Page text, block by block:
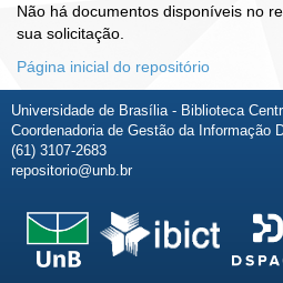
Não há documentos disponíveis no
sua solicitação.
Página inicial do repositório
Universidade de Brasília - Biblioteca
Coordenadoria de Gestão da Informação
(61) 3107-2683
repositorio@unb.br